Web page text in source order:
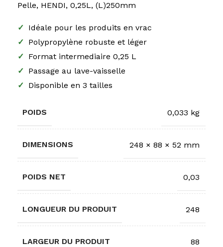
Pelle, HENDI, 0,25L, (L)250mm
✓ Idéale pour les produits en vrac
✓ Polypropylène robuste et léger
✓ Format intermediaire 0,25 L
✓ Passage au lave-vaisselle
✓ Disponible en 3 tailles
POIDS 0,033 kg
DIMENSIONS 248 × 88 × 52 mm
POIDS NET 0,03
LONGUEUR DU PRODUIT 248
LARGEUR DU PRODUIT 88